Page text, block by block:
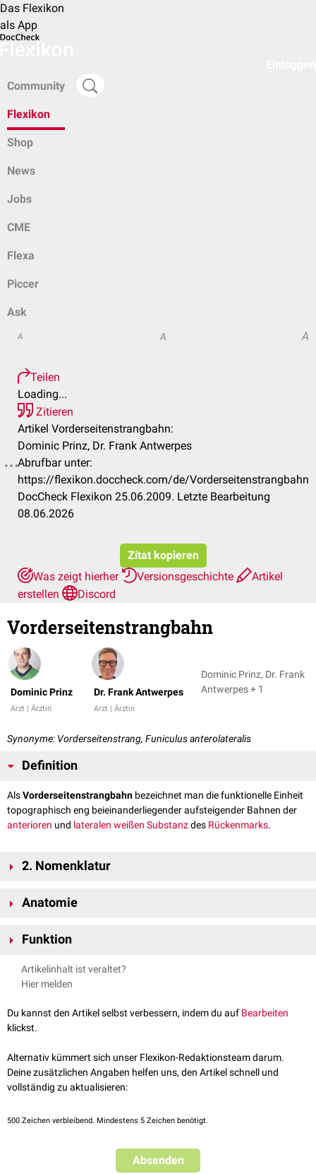
Das Flexikon
als App
Community
Flexikon
Shop
News
Jobs
CME
Flexa
Piccer
Ask
A A A
Teilen
Loading...
Zitieren
Artikel Vorderseitenstrangbahn:
Dominic Prinz, Dr. Frank Antwerpes
Abrufbar unter:
https://flexikon.doccheck.com/de/Vorderseitenstrangbahn
DocCheck Flexikon 25.06.2009. Letzte Bearbeitung
08.06.2026
Zitat kopieren
Was zeigt hierher
Versionsgeschichte
Artikel
erstellen
Discord
Vorderseitenstrangbahn
Dominic Prinz
Arzt | Ärztin
Dr. Frank Antwerpes
Arzt | Ärztin
Dominic Prinz, Dr. Frank
Antwerpes + 1
Synonyme: Vorderseitenstrang, Funiculus anterolateralis
Definition
AlsVorderseitenstrangbahn bezeichnet man die funktionelle Einheit
topographisch eng beieinanderliegender aufsteigender Bahnen der
anterioren und lateralen weißen Substanzdes Rückenmarks.
2. Nomenklatur
der funktionellen Bezeichnung "
Anatomie
verschiedenesupraspinale
Tractus spinothalamicus lateralis
Tractus spinoreticularis
Funktion
Die Bahnen des Funiculus anterolateralis führen Fasern der
protopathischen Sensibilität
Sensibilität . Sie entstammen von Rezeptoren, die an den Ausläufern der
dendritischen Fortsätze der sensiblen
pseudounipolaren Neurone
lokalisierten sensiblen Neurone tritt über den Sulcus posterolateralis in
die
graue Substanz
des Rückenmarks ein. Hier erfolgt die Umschaltung
der auf die entsprechenden
des Hinterhorns, deren
Commissura alba anterior
Verschaltung auf das 3. Neuron geschieht in den supraspinalen
Artikelinhalt ist veraltet?
Hier melden
Du kannst den Artikel selbst verbessern, indem du auf Bearbeiten
klickst.
Alternativ kümmert sich unser Flexikon-Redaktionsteam darum.
Deine zusätzlichen Angaben helfen uns, den Artikel schnell und
vollständig zu aktualisieren:
500 Zeichen verbleibend. Mindestens 5 Zeichen benötigt.
Absenden